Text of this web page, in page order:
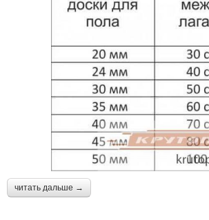
читать дальше →